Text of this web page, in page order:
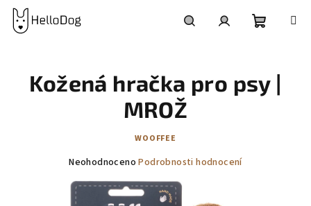
Přejít
obsah
košík
Kožená hračka pro psy |
MROŽ
WOOFFEE
Průměrné
produktu
je
Neohodnoceno Podrobnosti hodnocení